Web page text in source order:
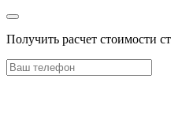
Получить расчет стоимости